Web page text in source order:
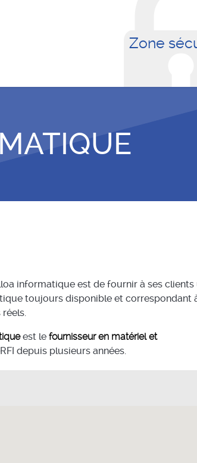
Zone
informatique est de fournir à ses clients
toujours disponible et correspondant
réels.
est le fournisseur en matériel et
depuis plusieurs années.